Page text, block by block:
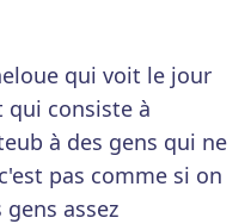
qui voit le jour
qui consiste à
à des gens qui ne
pas comme si on
assez